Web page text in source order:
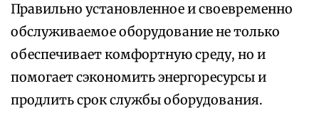
Правильно установленное и своевременно
обслуживаемое оборудование не только
обеспечивает комфортную среду, но и
помогает сэкономить энергоресурсы и
продлить срок службы оборудования.